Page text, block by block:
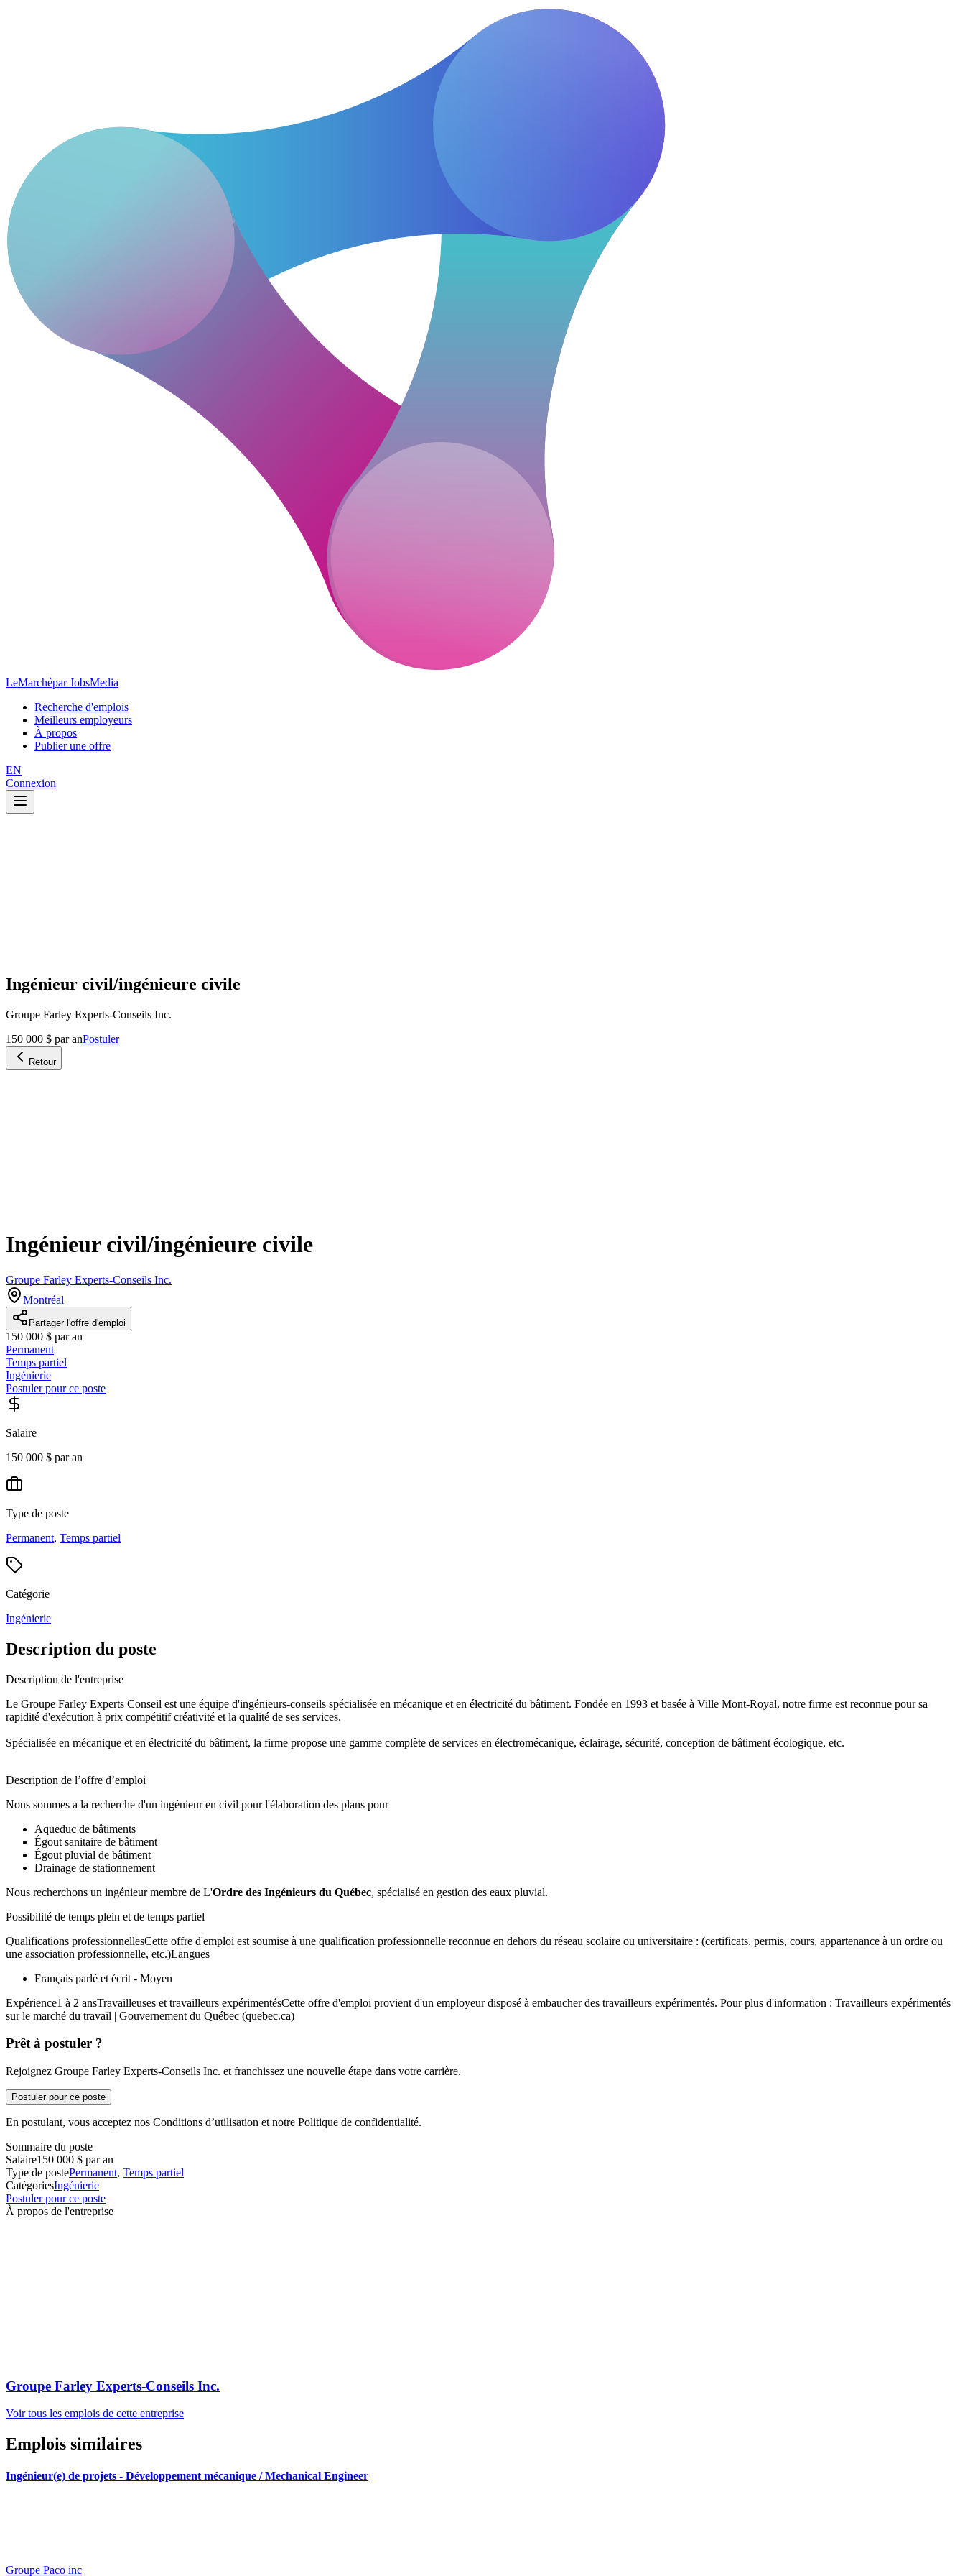
LeMarchépar JobsMedia
Recherche d'emplois
Meilleurs employeurs
À propos
Publier une offre
EN
Connexion
Ingénieur civil/ingénieure civile
Groupe Farley Experts-Conseils Inc.
150 000 $ par anPostuler
Retour
Ingénieur civil/ingénieure civile
Groupe Farley Experts-Conseils Inc.
Montréal
Partager l'offre d'emploi
150 000 $ par an
Permanent
Temps partiel
Ingénierie
Postuler pour ce poste
Salaire
150 000 $ par an
Type de poste
Permanent, Temps partiel
Catégorie
Ingénierie
Description du poste
Description de l'entreprise
Le Groupe Farley Experts Conseil est une équipe d'ingénieurs-conseils spécialisée en mécanique et en électricité du bâtiment. Fondée en 1993 et basée à Ville Mont-Royal, notre firme est reconnue pour sa
rapidité d'exécution à prix compétitif créativité et la qualité de ses services.
Spécialisée en mécanique et en électricité du bâtiment, la firme propose une gamme complète de services en électromécanique, éclairage, sécurité, conception de bâtiment écologique, etc.
Description de l’offre d’emploi
Nous sommes a la recherche d'un ingénieur en civil pour l'élaboration des plans pour
Aqueduc de bâtiments
Égout sanitaire de bâtiment
Égout pluvial de bâtiment
Drainage de stationnement
Nous recherchons un ingénieur membre de L'Ordre des Ingénieurs du Québec, spécialisé en gestion des eaux pluvial.
Possibilité de temps plein et de temps partiel
Qualifications professionnellesCette offre d'emploi est soumise à une qualification professionnelle reconnue en dehors du réseau scolaire ou universitaire : (certificats, permis, cours, appartenance à un ordre ou
une association professionnelle, etc.)Langues
Français parlé et écrit - Moyen
Expérience1 à 2 ansTravailleuses et travailleurs expérimentésCette offre d'emploi provient d'un employeur disposé à embaucher des travailleurs expérimentés. Pour plus d'information : Travailleurs expérimentés
sur le marché du travail | Gouvernement du Québec (quebec.ca)
Prêt à postuler ?
Rejoignez Groupe Farley Experts-Conseils Inc. et franchissez une nouvelle étape dans votre carrière.
Postuler pour ce poste
En postulant, vous acceptez nos Conditions d’utilisation et notre Politique de confidentialité.
Sommaire du poste
Salaire150 000 $ par an
Type de postePermanent, Temps partiel
CatégoriesIngénierie
Postuler pour ce poste
À propos de l'entreprise
Groupe Farley Experts-Conseils Inc.
Voir tous les emplois de cette entreprise
Emplois similaires
Ingénieur(e) de projets - Développement mécanique / Mechanical Engineer
Groupe Paco inc